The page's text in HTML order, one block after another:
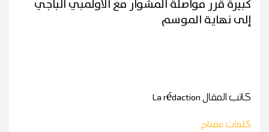
كبيرة قرر مواصلة المشوار مع الاولمبي الباجي
إلى نهاية الموسم
كاتب المقالLa rédaction
كلمات مفتاح